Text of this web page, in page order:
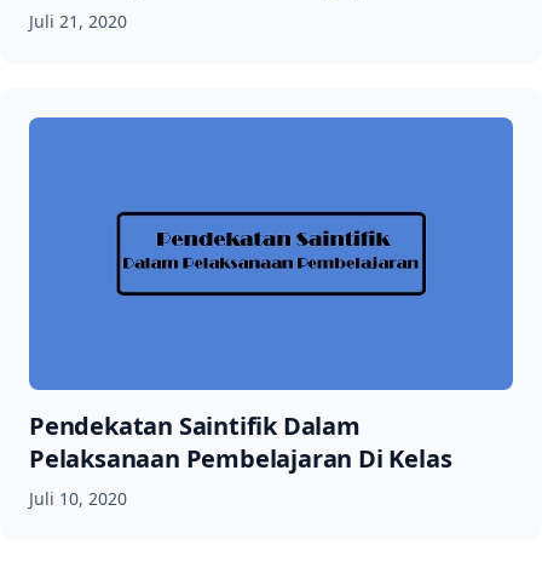
Juli 21, 2020
Pendekatan Saintifik Dalam
Pelaksanaan Pembelajaran Di Kelas
Juli 10, 2020